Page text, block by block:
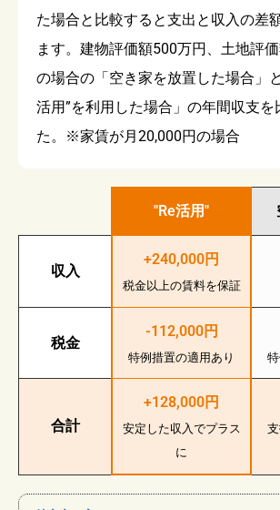
た場合と比較すると支出と収入の差
ます。建物評価額500万円、土地評
の場合の「空き家を放置した場合」
活用”を利用した場合」の年間収支を
た。※家賃が月20,000円の場合
"Re活用"
収入
+240,000円
税金以上の賃料を保証
税金
-112,000円
特例措置の適用あり
合計
+128,000円
安定した収入でプラス
に